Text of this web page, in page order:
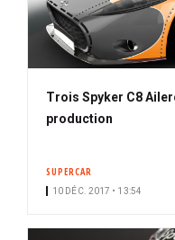
Trois Spyker C8
production
SUPERCAR
10 DÉC. 2017 • 13:54